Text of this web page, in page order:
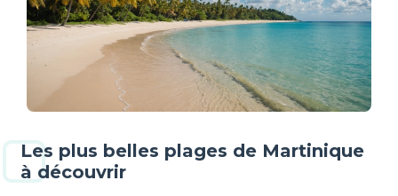
Les plus belles plages de Martinique
à découvrir